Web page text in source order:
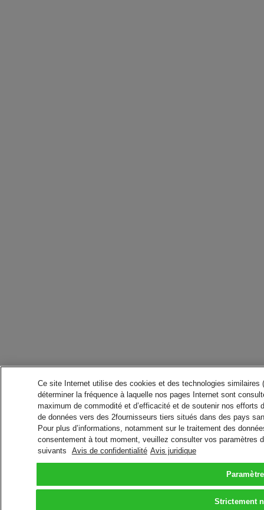
Ce site Internet utilise des cookies et des technologies
déterminer la fréquence à laquelle nos pages Internet sont
maximum de commodité et d’efficacité et de soutenir nos
de données vers des 2fournisseurs tiers situés dans des pays
Pour plus d’informations, notamment sur le traitement des
consentement à tout moment, veuillez consulter vos paramètres
suivants
Avis de confidentialité Avis juridique
Strictement